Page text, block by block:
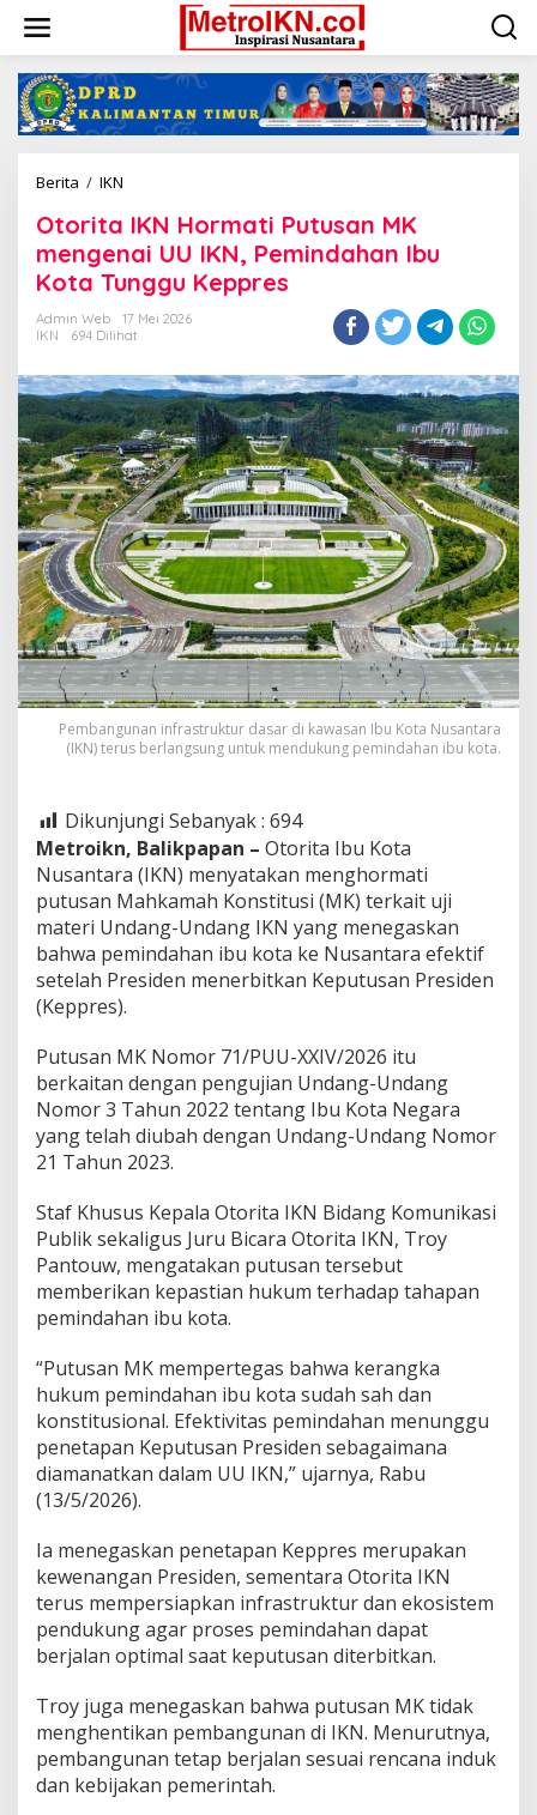
konten
Berita / IKN
Hormati
Putusan
MK
mengenai
UU
IKN,
Ibu
Kota
Tunggu
Keppres
Otorita IKN Hormati Putusan MK
mengenai UU IKN, Pemindahan Ibu
Kota Tunggu Keppres
Admin Web
17 Mei 2026
IKN
694 Dilihat
Pembangunan infrastruktur dasar di kawasan Ibu Kota Nusantara
(IKN) terus berlangsung untuk mendukung pemindahan ibu kota.
Dikunjungi Sebanyak : 694
Metroikn, Balikpapan – Otorita Ibu Kota
Nusantara (IKN) menyatakan menghormati
putusan Mahkamah Konstitusi (MK) terkait uji
materi Undang-Undang IKN yang menegaskan
bahwa pemindahan ibu kota ke Nusantara efektif
setelah Presiden menerbitkan Keputusan Presiden
(Keppres).
Putusan MK Nomor 71/PUU-XXIV/2026 itu
berkaitan dengan pengujian Undang-Undang
Nomor 3 Tahun 2022 tentang Ibu Kota Negara
yang telah diubah dengan Undang-Undang Nomor
21 Tahun 2023.
Staf Khusus Kepala Otorita IKN Bidang Komunikasi
Publik sekaligus Juru Bicara Otorita IKN, Troy
Pantouw, mengatakan putusan tersebut
memberikan kepastian hukum terhadap tahapan
pemindahan ibu kota.
“Putusan MK mempertegas bahwa kerangka
hukum pemindahan ibu kota sudah sah dan
konstitusional. Efektivitas pemindahan menunggu
penetapan Keputusan Presiden sebagaimana
diamanatkan dalam UU IKN,” ujarnya, Rabu
(13/5/2026).
Ia menegaskan penetapan Keppres merupakan
kewenangan Presiden, sementara Otorita IKN
terus mempersiapkan infrastruktur dan ekosistem
pendukung agar proses pemindahan dapat
berjalan optimal saat keputusan diterbitkan.
Troy juga menegaskan bahwa putusan MK tidak
menghentikan pembangunan di IKN. Menurutnya,
pembangunan tetap berjalan sesuai rencana induk
dan kebijakan pemerintah.